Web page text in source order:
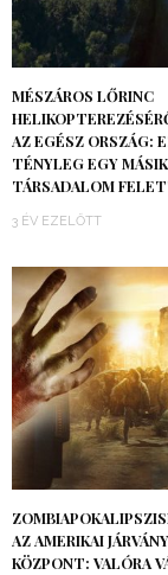
MÉSZÁROS LŐRINC
AZ EGÉSZ ORSZÁG:
TÉNYLEG EGY
TÁRSADALOM
3 ÉV EZELŐTT
AZ AMERIKAI
KÖZPONT: VALÓRA